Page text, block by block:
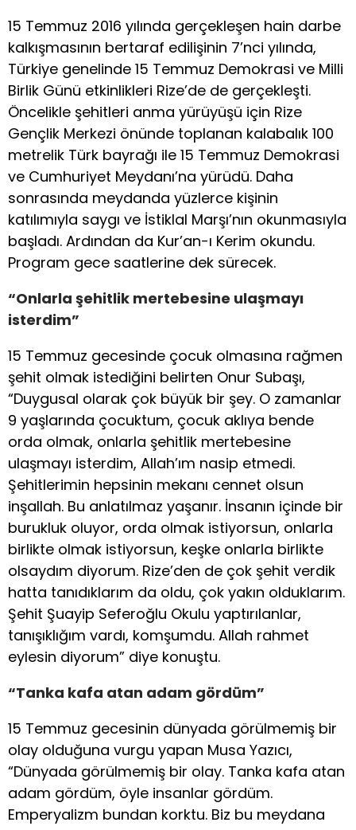
15 Temmuz 2016 yılında gerçekleşen hain darbe
kalkışmasının bertaraf edilişinin 7’nci yılında,
Türkiye genelinde 15 Temmuz Demokrasi ve Milli
Birlik Günü etkinlikleri Rize’de de gerçekleşti.
Öncelikle şehitleri anma yürüyüşü için Rize
Gençlik Merkezi önünde toplanan kalabalık 100
metrelik Türk bayrağı ile 15 Temmuz Demokrasi
ve Cumhuriyet Meydanı’na yürüdü. Daha
sonrasında meydanda yüzlerce kişinin
katılımıyla saygı ve İstiklal Marşı’nın okunmasıyla
başladı. Ardından da Kur’an-ı Kerim okundu.
Program gece saatlerine dek sürecek.
“Onlarla şehitlik mertebesine ulaşmayı
isterdim”
15 Temmuz gecesinde çocuk olmasına rağmen
şehit olmak istediğini belirten Onur Subaşı,
“Duygusal olarak çok büyük bir şey. O zamanlar
9 yaşlarında çocuktum, çocuk aklıya bende
orda olmak, onlarla şehitlik mertebesine
ulaşmayı isterdim, Allah’ım nasip etmedi.
Şehitlerimin hepsinin mekanı cennet olsun
inşallah. Bu anlatılmaz yaşanır. İnsanın içinde bir
burukluk oluyor, orda olmak istiyorsun, onlarla
birlikte olmak istiyorsun, keşke onlarla birlikte
olsaydım diyorum. Rize’den de çok şehit verdik
hatta tanıdıklarım da oldu, çok yakın olduklarım.
Şehit Şuayip Seferoğlu Okulu yaptırılanlar,
tanışıklığım vardı, komşumdu. Allah rahmet
eylesin diyorum” diye konuştu.
“Tanka kafa atan adam gördüm”
15 Temmuz gecesinin dünyada görülmemiş bir
olay olduğuna vurgu yapan Musa Yazıcı,
“Dünyada görülmemiş bir olay. Tanka kafa atan
adam gördüm, öyle insanlar gördüm.
Emperyalizm bundan korktu. Biz bu meydana